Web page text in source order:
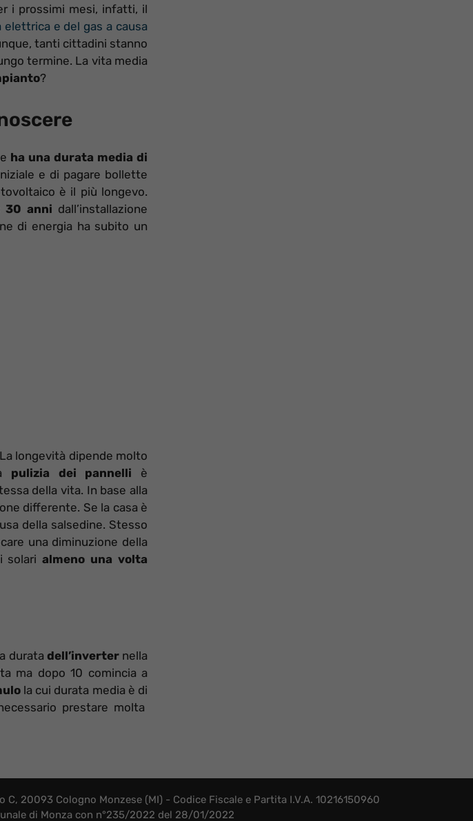
i prossimi mesi, infatti, il
elettrica e del gas a causa
tanti cittadini stanno
termine. La vita media
?
ha una durata media di
e di pagare bollette
è il più longevo.
30 anni dall’installazione
di energia ha subito un
longevità dipende molto
pulizia dei pannelli è
della vita. In base alla
differente. Se la casa è
della salsedine. Stesso
una diminuzione della
solarialmeno una volta
durata dell’inverternella
ma dopo 10 comincia a
la cui durata media è di
prestare molta
20093 Cologno Monzese (MI) - Codice Fiscale e Partita I.V.A. 10216150960
di Monza con n°235/2022 del 28/01/2022